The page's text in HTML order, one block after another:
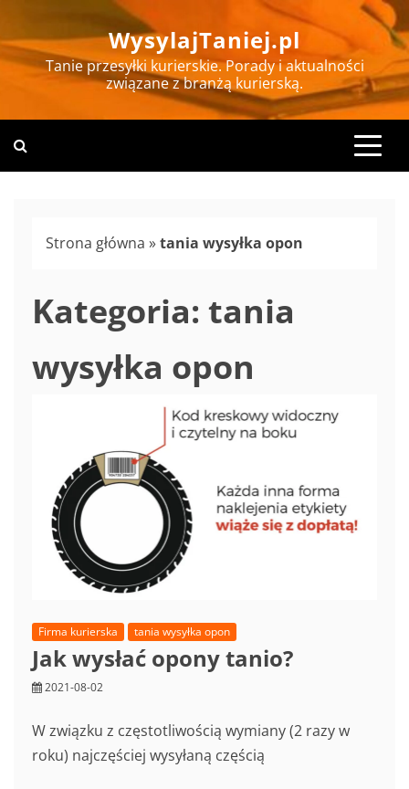
to
content
WysylajTaniej.pl
Tanie przesyłki kurierskie. Porady i aktualności
związane z branżą kurierską.
Strona główna »tania wysyłka opon
Kategoria: tania
wysyłka opon
Firma kurierska tania wysyłka opon
Jak wysłać opony tanio?
2021-08-02
W związku z częstotliwością wymiany (2 razy w
roku) najczęściej wysyłaną częścią